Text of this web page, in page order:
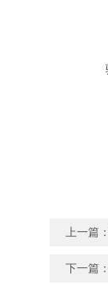
上一篇：
下一篇：